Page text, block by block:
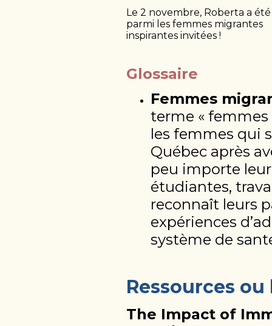
Le 2 novembre, Roberta a été
parmi les femmes migrantes
inspirantes invitées !
Glossaire
Femmes
terme «
les femmes qui
Québec après
peu importe
étudiantes,
reconnaît leurs
expériences
système de
Ressources
The Impact of